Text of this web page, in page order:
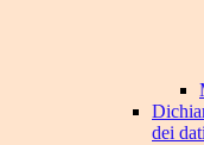
dei dati